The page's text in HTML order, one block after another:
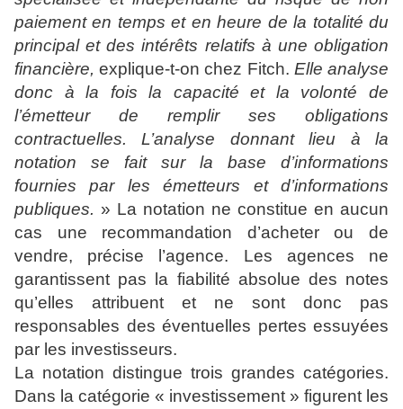
paiement en temps et en heure de la totalité du
principal et des intérêts relatifs à une obligation
financière, explique-t-on chez Fitch. Elle analyse
donc à la fois la capacité et la volonté de
l’émetteur de remplir ses obligations
contractuelles. L’analyse donnant lieu à la
notation se fait sur la base d’informations
fournies par les émetteurs et d’informations
publiques. » La notation ne constitue en aucun
cas une recommandation d’acheter ou de
vendre, précise l’agence. Les agences ne
garantissent pas la fiabilité absolue des notes
qu’elles attribuent et ne sont donc pas
responsables des éventuelles pertes essuyées
par les investisseurs.
La notation distingue trois grandes catégories.
Dans la catégorie « investissement » figurent les